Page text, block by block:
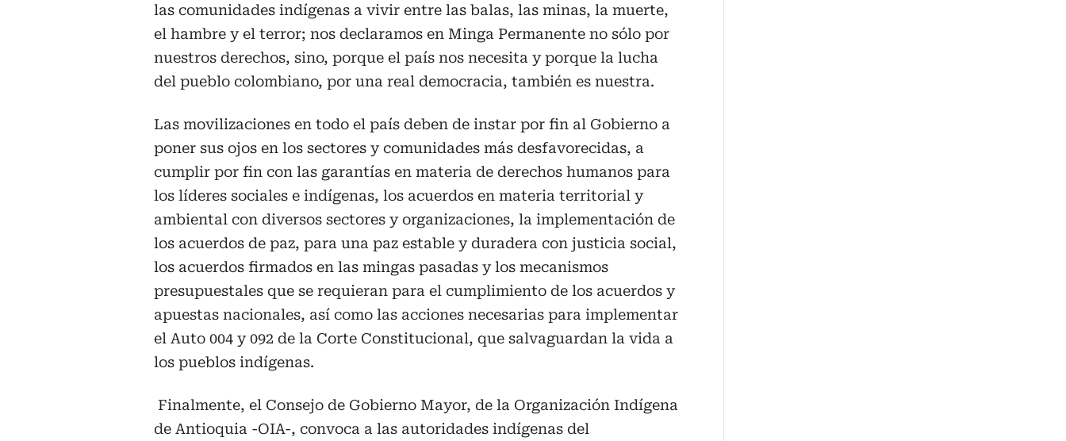
las comunidades indígenas a vivir entre las balas, las minas, la muerte,
el hambre y el terror; nos declaramos en Minga Permanente no sólo por
nuestros derechos, sino, porque el país nos necesita y porque la lucha
del pueblo colombiano, por una real democracia, también es nuestra.
Las movilizaciones en todo el país deben de instar por fin al Gobierno a
poner sus ojos en los sectores y comunidades más desfavorecidas, a
cumplir por fin con las garantías en materia de derechos humanos para
los líderes sociales e indígenas, los acuerdos en materia territorial y
ambiental con diversos sectores y organizaciones, la implementación de
los acuerdos de paz, para una paz estable y duradera con justicia social,
los acuerdos firmados en las mingas pasadas y los mecanismos
presupuestales que se requieran para el cumplimiento de los acuerdos y
apuestas nacionales, así como las acciones necesarias para implementar
el Auto 004 y 092 de la Corte Constitucional, que salvaguardan la vida a
los pueblos indígenas.
Finalmente, el Consejo de Gobierno Mayor, de la Organización Indígena
de Antioquia -OIA-, convoca a las autoridades indígenas del